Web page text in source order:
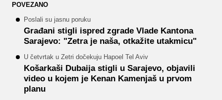
POVEZANO
Poslali su jasnu poruku
Građani stigli ispred zgrade Vlade Kantona
Sarajevo: "Zetra je naša, otkažite utakmicu"
U četvrtak u Zetri dočekuju Hapoel Tel Aviv
Košarkaši Dubaija stigli u Sarajevo, objavili
video u kojem je Kenan Kamenjaš u prvom
planu